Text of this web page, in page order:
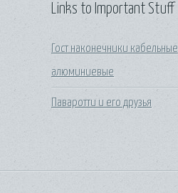
Links to Important Stuff
Гост наконечники кабельные
алюминиевые
Паваротти и его друзья